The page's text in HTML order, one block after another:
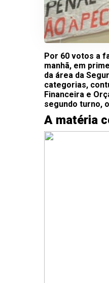
Por 60 votos a
manhã, em
da área da
categorias,
Financeira e
segundo turno,
A matéria